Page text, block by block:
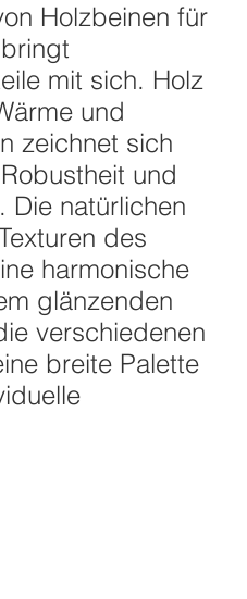
Holzbeinen für
mit sich. Holz
und
zeichnet sich
und
Die natürlichen
des
harmonische
glänzenden
verschiedenen
breite Palette